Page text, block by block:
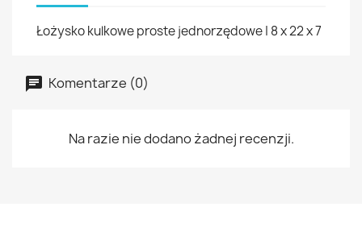
Łożysko kulkowe proste jednorzędowe | 8 x 22 x 7
Komentarze (0)
Na razie nie dodano żadnej recenzji.